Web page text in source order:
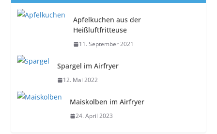
Apfelkuchen aus der
Heißluftfritteuse
11. September 2021
Spargel im Airfryer
12. Mai 2022
Maiskolben im Airfryer
24. April 2023